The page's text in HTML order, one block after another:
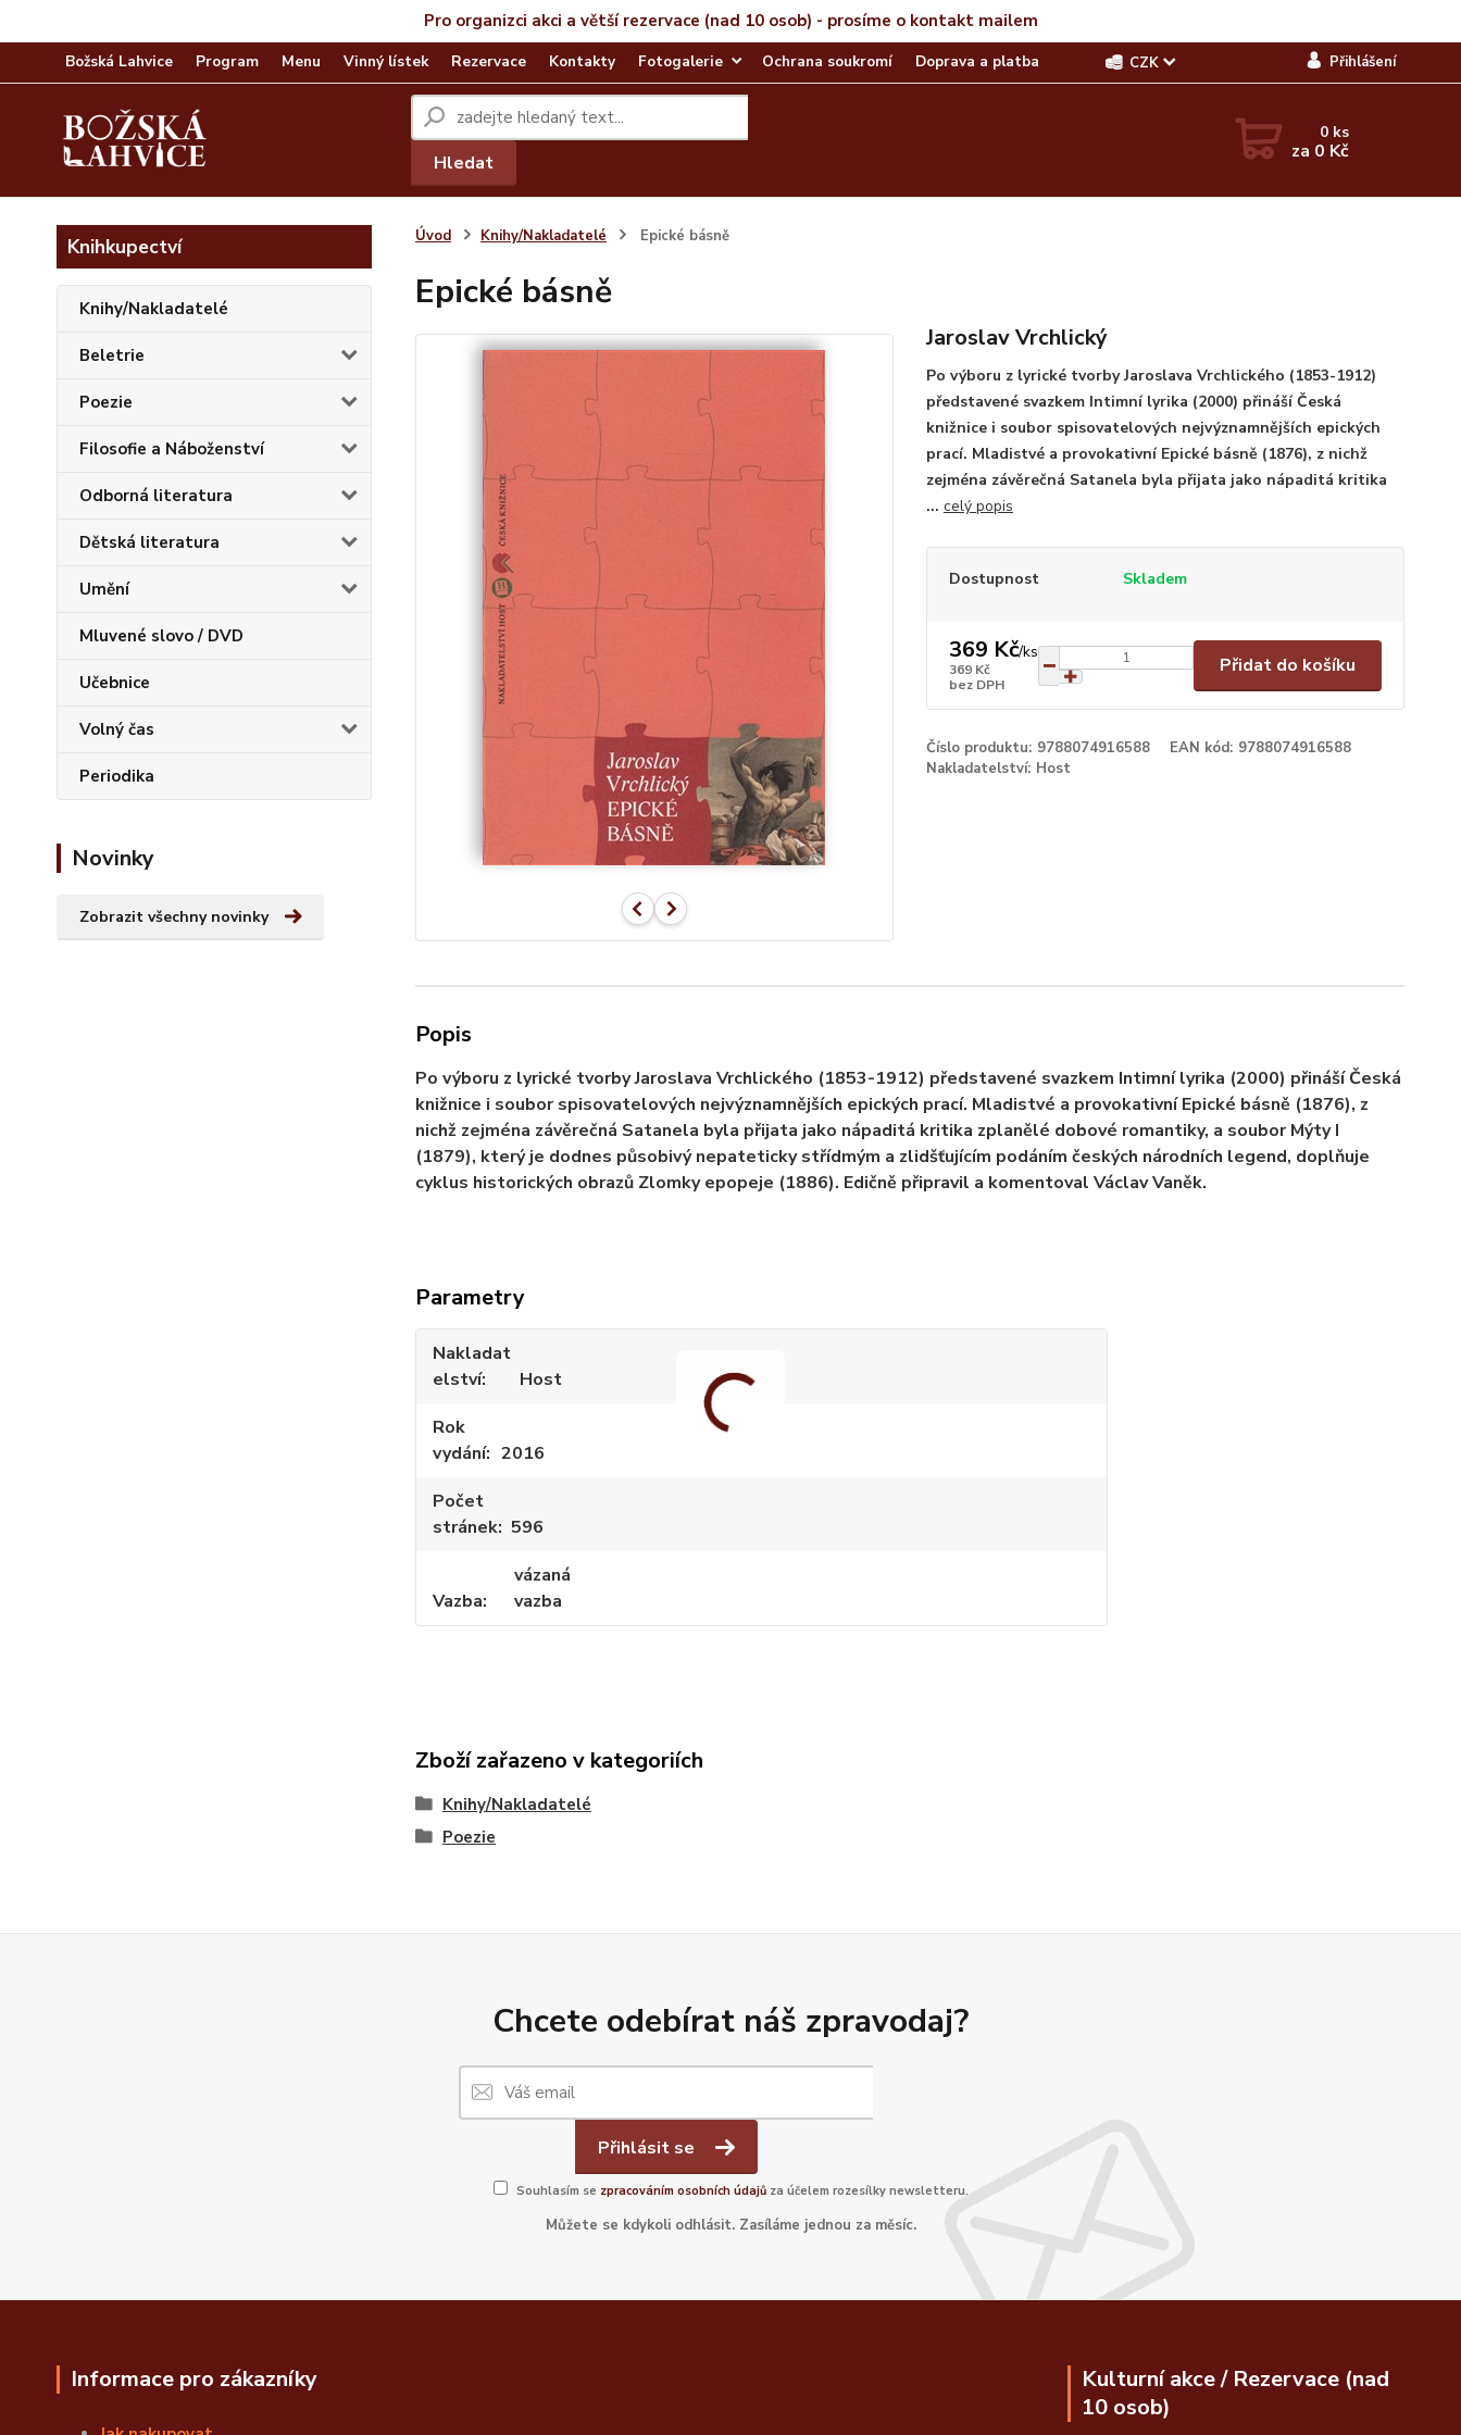
Pro organizci akci a větší rezervace (nad 10 osob) - prosíme o kontakt mailem
Božská Lahvice Program Menu Vinný lístek Rezervace Kontakty Fotogalerie Ochrana soukromí Doprava a platba CZK Přihlášení
Hledat
0 ks
za 0 Kč
Knihkupectví
Knihy/Nakladatelé
Beletrie
Poezie
Filosofie a Náboženství
Odborná literatura
Dětská literatura
Umění
Mluvené slovo / DVD
Učebnice
Volný čas
Periodika
Novinky
Zobrazit všechny novinky
Úvod Knihy/Nakladatelé Epické básně
Epické básně
Jaroslav Vrchlický
Po výboru z lyrické tvorby Jaroslava Vrchlického (1853-1912)
představené svazkem Intimní lyrika (2000) přináší Česká
knižnice i soubor spisovatelových nejvýznamnějších epických
prací. Mladistvé a provokativní Epické básně (1876), z nichž
zejména závěrečná Satanela byla přijata jako nápaditá kritika
... celý popis
Dostupnost Skladem
369 Kč/ks
369 Kč
bez DPH
Přidat do košíku
Číslo produktu: 9788074916588 EAN kód: 9788074916588
Nakladatelství: Host
Popis
Po výboru z lyrické tvorby Jaroslava Vrchlického (1853-1912) představené svazkem Intimní lyrika (2000) přináší Česká
knižnice i soubor spisovatelových nejvýznamnějších epických prací. Mladistvé a provokativní Epické básně (1876), z
nichž zejména závěrečná Satanela byla přijata jako nápaditá kritika zplanělé dobové romantiky, a soubor Mýty I
(1879), který je dodnes působivý nepateticky střídmým a zlidšťujícím podáním českých národních legend, doplňuje
cyklus historických obrazů Zlomky epopeje (1886). Edičně připravil a komentoval Václav Vaněk.
Parametry
Nakladat
elství
Host
Rok
vydání
2016
Počet
stránek 596
Vazba
vázaná
vazba
Zboží zařazeno v kategoriích
Knihy/Nakladatelé
Poezie
Chcete odebírat náš zpravodaj?
Přihlásit se
Souhlasím se zpracováním osobních údajůza účelem rozesílky newsletteru.
Můžete se kdykoli odhlásit. Zasíláme jednou za měsíc.
Informace pro zákazníky
Kulturní akce / Rezervace (nad
10 osob)